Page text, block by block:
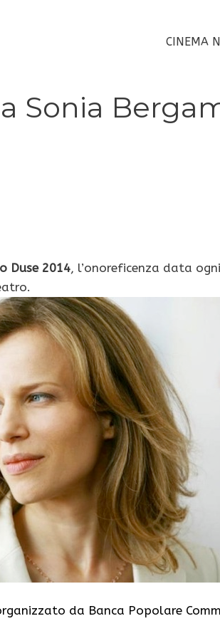
CINEMA
Sonia
Duse 2014, l’onoreficenza data
da Banca Popolare